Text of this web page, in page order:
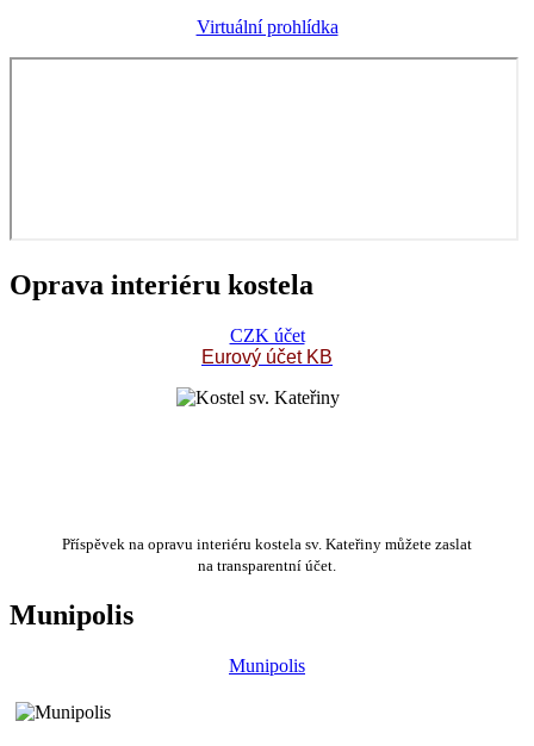
Virtuální prohlídka
Oprava interiéru kostela
CZK účet
Eurový účet KB
Příspěvek na opravu interiéru kostela sv. Kateřiny můžete zaslat
na transparentní účet.
Munipolis
Munipolis